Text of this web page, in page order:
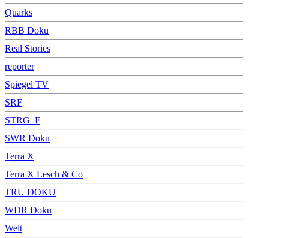
Quarks
RBB Doku
Real Stories
reporter
Spiegel TV
SRF
STRG_F
SWR Doku
Terra X
Terra X Lesch & Co
TRU DOKU
WDR Doku
Welt